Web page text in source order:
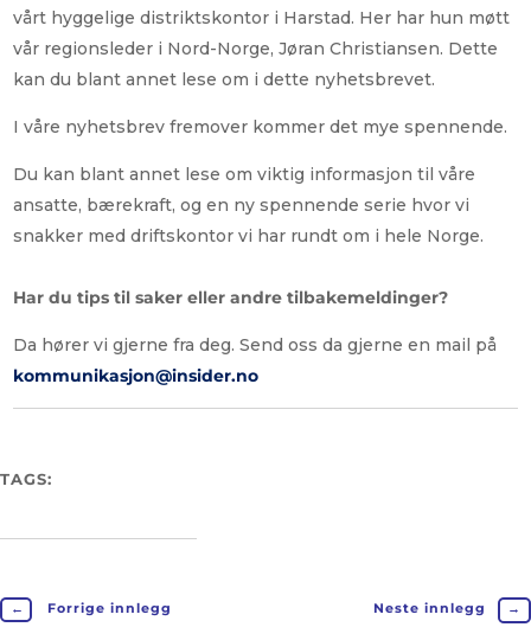
vårt hyggelige distriktskontor i Harstad. Her har hun møtt
vår regionsleder i Nord-Norge, Jøran Christiansen. Dette
kan du blant annet lese om i dette nyhetsbrevet.
I våre nyhetsbrev fremover kommer det mye spennende.
Du kan blant annet lese om viktig informasjon til våre
ansatte, bærekraft, og en ny spennende serie hvor vi
snakker med driftskontor vi har rundt om i hele Norge.
Har du tips til saker eller andre tilbakemeldinger?
Da hører vi gjerne fra deg. Send oss da gjerne en mail på
kommunikasjon@insider.no
TAGS:
← Forrige innlegg Neste innlegg →